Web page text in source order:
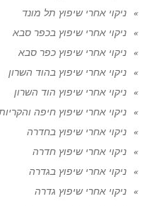
ניקוי אחרי שיפוץ תל מונד
ניקוי אחרי שיפוץ בכפר סבא
ניקוי אחרי שיפוץ כפר סבא
ניקוי אחרי שיפוץ בהוד השרון
ניקוי אחרי שיפוץ הוד השרון
ניקוי אחרי שיפוץ חיפה
ניקוי אחרי שיפוץ בחדרה
ניקוי אחרי שיפוץ חדרה
ניקוי אחרי שיפוץ בגדרה
ניקוי אחרי שיפוץ גדרה